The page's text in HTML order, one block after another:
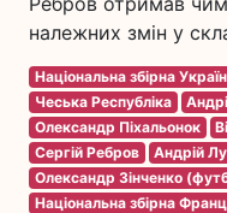
належних змін у
Національна збірна
Чеська Республіка
Олександр Піхальонок
Сергій Ребров
Андрій
Олександр Зінченко
Національна збірна